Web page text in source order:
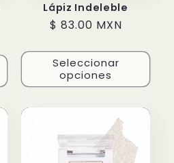
Lápiz Indeleble
Precio
$ 83.00 MXN
Seleccionar
opciones